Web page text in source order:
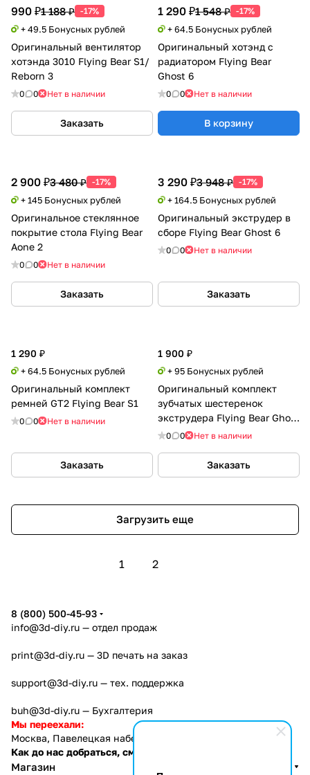
990 ₽1 188 ₽ -17%
+ 49.5 Бонусных рублей
Оригинальный вентилятор
хотэнда 3010 Flying Bear S1/
Reborn 3
0 0 Нет в наличии
Заказать
1 290 ₽1 548 ₽ -17%
+ 64.5 Бонусных рублей
Оригинальный хотэнд с
радиатором Flying Bear
Ghost 6
0 0 Нет в наличии
В корзину
2 900 ₽3 480 ₽ -17%
+ 145 Бонусных рублей
Оригинальное стеклянное
покрытие стола Flying Bear
Aone 2
0 0 Нет в наличии
Заказать
3 290 ₽3 948 ₽ -17%
+ 164.5 Бонусных рублей
Оригинальный экструдер в
сборе Flying Bear Ghost 6
0 0 Нет в наличии
Заказать
1 290 ₽
+ 64.5 Бонусных рублей
Оригинальный комплект
ремней GT2 Flying Bear S1
0 0 Нет в наличии
Заказать
1 900 ₽
+ 95 Бонусных рублей
Оригинальный комплект
зубчатых шестеренок
экструдера Flying Bear Ghost
6/ Reborn 2/ Aone 2
0 0 Нет в наличии
Заказать
Загрузить еще
1 2
8 (800) 500-45-93
info@3d-diy.ru — отдел продаж
print@3d-diy.ru — 3D печать на заказ
support@3d-diy.ru — тех. поддержка
buh@3d-diy.ru — Бухгалтерия
Мы переехали:
Москва, Павелецкая набережная, 2с1
Как до нас добраться, см. тут
Магазин